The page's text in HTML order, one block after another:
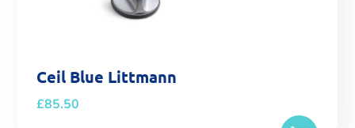
Ceil Blue Littmann
£85.50